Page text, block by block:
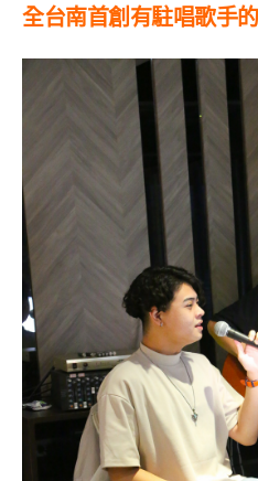
全台南首創有駐唱歌手